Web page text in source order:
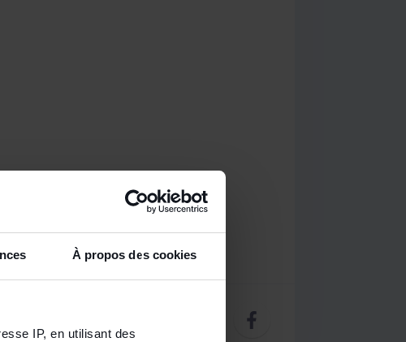
À propos des cookies
IP, en utilisant des